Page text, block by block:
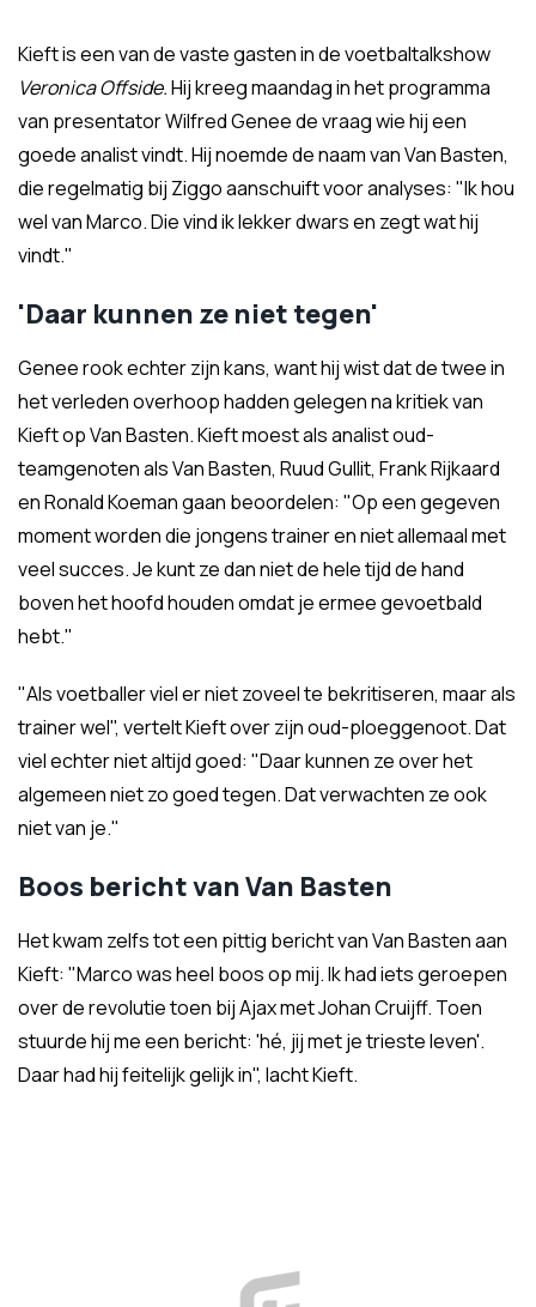
Kieft is een van de vaste gasten in de voetbaltalkshow
Veronica Offside.Hij kreeg maandag in het programma
van presentator Wilfred Genee de vraag wie hij een
goede analist vindt. Hij noemde de naam van Van Basten,
die regelmatig bij Ziggo aanschuift voor analyses: "Ik hou
wel van Marco. Die vind ik lekker dwars en zegt wat hij
vindt."
'Daar kunnen ze niet tegen'
Genee rook echter zijn kans, want hij wist dat de twee in
het verleden overhoop hadden gelegen na kritiek van
Kieft op Van Basten. Kieft moest als analist oud-
teamgenoten als Van Basten, Ruud Gullit, Frank Rijkaard
en Ronald Koeman gaan beoordelen: "Op een gegeven
moment worden die jongens trainer en niet allemaal met
veel succes. Je kunt ze dan niet de hele tijd de hand
boven het hoofd houden omdat je ermee gevoetbald
hebt."
"Als voetballer viel er niet zoveel te bekritiseren, maar als
trainer wel", vertelt Kieft over zijn oud-ploeggenoot. Dat
viel echter niet altijd goed: "Daar kunnen ze over het
algemeen niet zo goed tegen. Dat verwachten ze ook
niet van je."
Boos bericht van Van Basten
Het kwam zelfs tot een pittig bericht van Van Basten aan
Kieft: "Marco was heel boos op mij. Ik had iets geroepen
over de revolutie toen bij Ajax met Johan Cruijff. Toen
stuurde hij me een bericht: 'hé, jij met je trieste leven'.
Daar had hij feitelijk gelijk in", lacht Kieft.